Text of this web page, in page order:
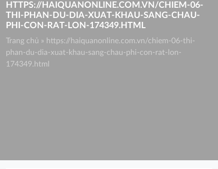
HTTPS://HAIQUANONLINE.COM.VN/CHIEM-06-
THI-PHAN-DU-DIA-XUAT-KHAU-SANG-CHAU-
PHI-CON-RAT-LON-174349.HTML
Trang chủ » https://haiquanonline.com.vn/chiem-06-thi-
phan-du-dia-xuat-khau-sang-chau-phi-con-rat-lon-
174349.html